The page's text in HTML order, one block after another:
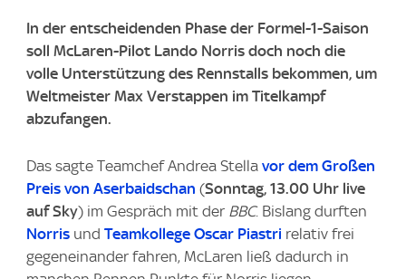
In der entscheidenden Phase der Formel-1-Saison
soll McLaren-Pilot Lando Norris doch noch die
volle Unterstützung des Rennstalls bekommen, um
Weltmeister Max Verstappen im Titelkampf
abzufangen.
Das sagte Teamchef Andrea Stella vor dem Großen
Preis von Aserbaidschan (Sonntag, 13.00 Uhr live
auf Sky) im Gespräch mit der BBC. Bislang durften
Norris und Teamkollege Oscar Piastri relativ frei
gegeneinander fahren, McLaren ließ dadurch in